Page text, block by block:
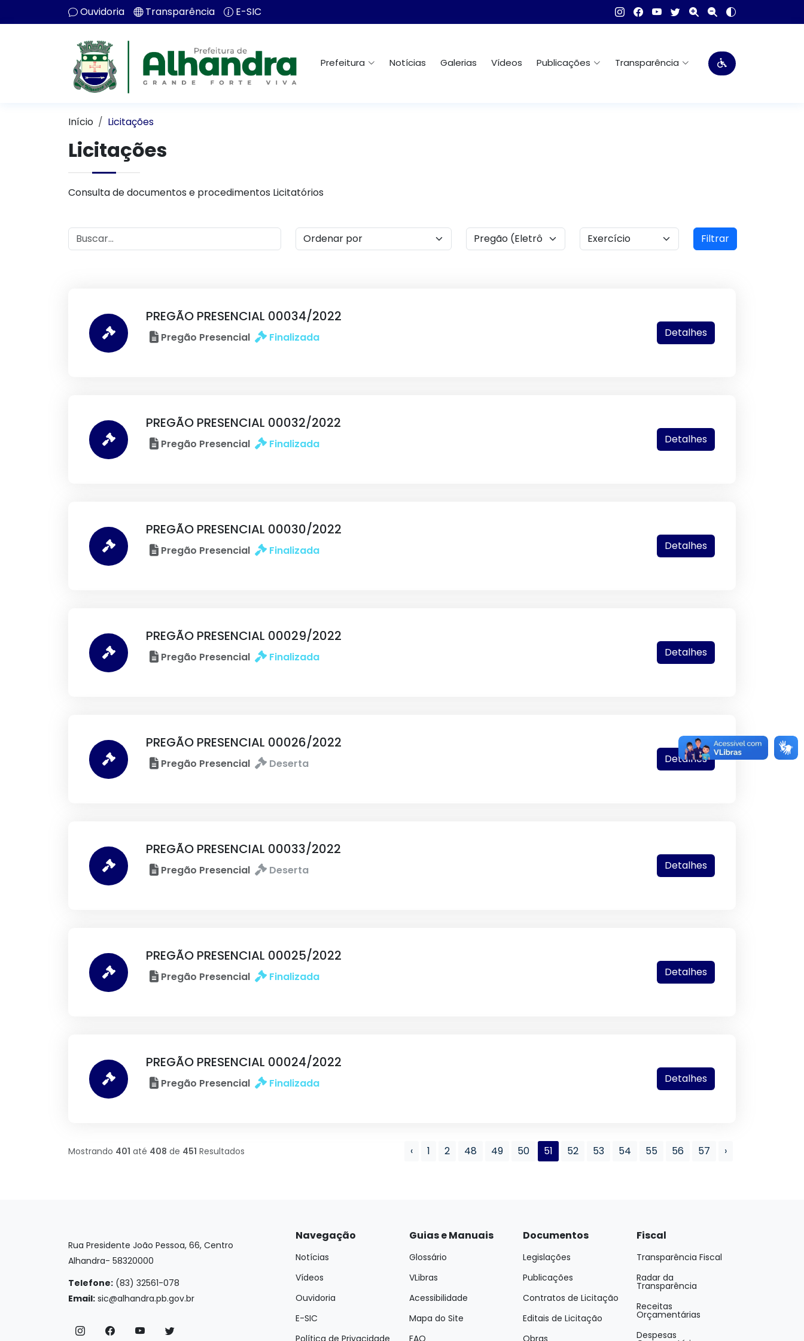
Ouvidoria Transparência E-SIC
Prefeitura Notícias Galerias Vídeos Publicações Transparência
Início Licitações
Licitações
Consulta de documentos e procedimentos Licitatórios
Filtrar
PREGÃO PRESENCIAL 00034/2022
Pregão Presencial Finalizada Detalhes
PREGÃO PRESENCIAL 00032/2022
Pregão Presencial Finalizada Detalhes
PREGÃO PRESENCIAL 00030/2022
Pregão Presencial Finalizada Detalhes
PREGÃO PRESENCIAL 00029/2022
Pregão Presencial Finalizada Detalhes
PREGÃO PRESENCIAL 00026/2022
Pregão Presencial Deserta Detalhes
PREGÃO PRESENCIAL 00033/2022
Pregão Presencial Deserta Detalhes
PREGÃO PRESENCIAL 00025/2022
Pregão Presencial Finalizada Detalhes
PREGÃO PRESENCIAL 00024/2022
Pregão Presencial Finalizada Detalhes
Mostrando 401 até 408 de 451 Resultados ‹ 1 2 48 49 50 51 52 53 54 55 56 57 ›
Rua Presidente João Pessoa, 66, Centro
Alhandra- 58320000
Telefone: (83) 32561-078
Email: sic@alhandra.pb.gov.br
Navegação
Notícias
Vídeos
Ouvidoria
E-SIC
Política de Privacidade
Guias e Manuais
Glossário
VLibras
Acessibilidade
Mapa do Site
FAQ
Documentos
Legislações
Publicações
Contratos de Licitação
Editais de Licitação
Obras
Fiscal
Transparência Fiscal
Radar da
Transparência
Receitas
Orçamentárias
Despesas